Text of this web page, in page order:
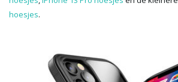
hoesjes.